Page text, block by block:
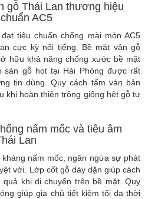
gỗ Thái Lan thương hiệu
AC5
tiêu chuẩn chống mài mòn AC5
cực kỳ nổi tiếng. Bề mặt vân gỗ
hữu khả năng chống xước bề mặt
gỗ hot tại Hải Phòng được rất
tin dùng. Quy cách tấm ván bản
khi hoàn thiện trông giống hệt gỗ tự
nấm mốc và tiêu âm
Lan
nấm mốc, ngăn ngừa sự phát
vời. Lớp cốt gỗ dày dặn giúp cách
khi di chuyển trên bề mặt. Quy
giúp gia chủ tiết kiệm tối đa thời